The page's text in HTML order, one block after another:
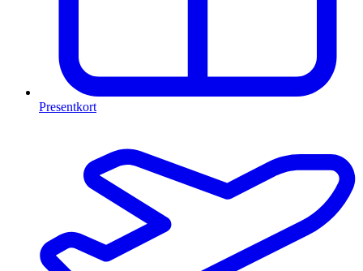
Presentkort